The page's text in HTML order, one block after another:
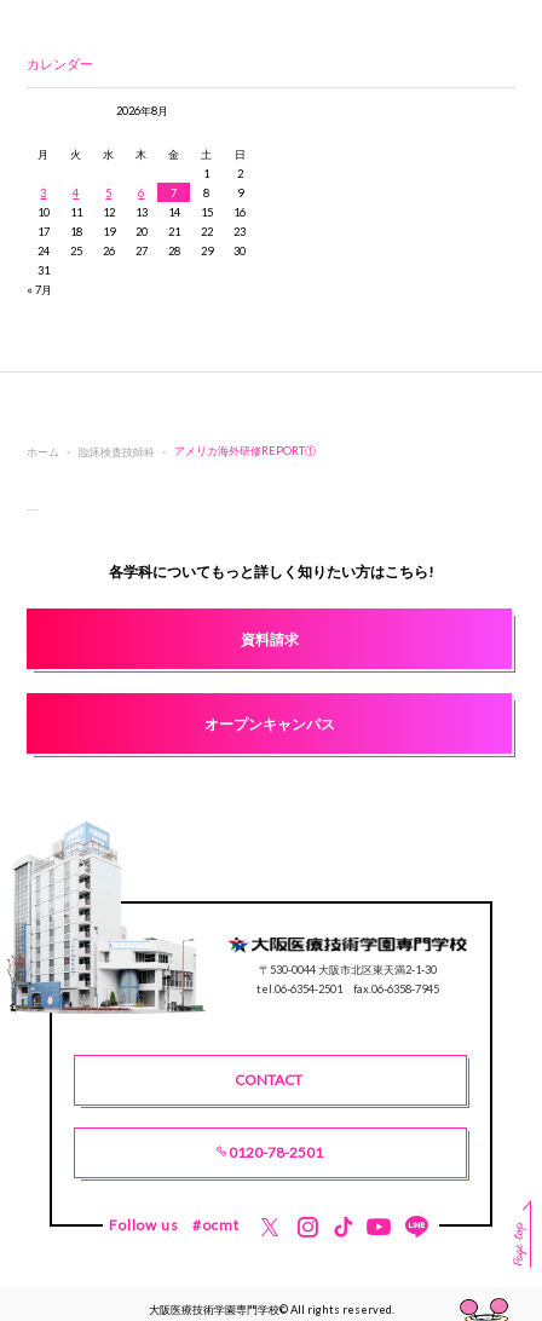
カレンダー
2026年8月
月 火 水 木 金 土
日
1
2
3
4 5 6 7 8
9
10
11 12 13 14 15
16
17
18 19 20 21 22
23
24
25 26 27 28 29
30
31
« 7月
ホーム 臨床検査技師科 アメリカ海外研修REPORT①
各学科についてもっと詳しく知りたい方はこちら!
資料請求
オープンキャンパス
〒530-0044 大阪市北区東天満2-1-30
tel.06-6354-2501 fax.06-6358-7945
CONTACT
0120-78-2501
Follow us #ocmt
大阪医療技術学園専門学校© All rights reserved.